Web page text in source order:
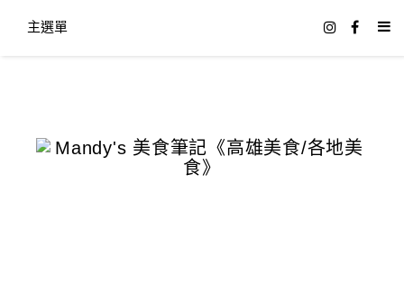
主選單